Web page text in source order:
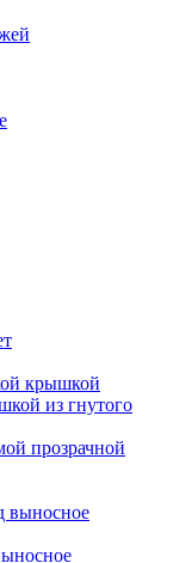
крышкой
из гнутого
прозрачной
выносное